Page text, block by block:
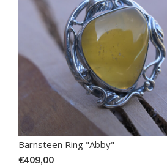
Barnsteen Ring "Abby"
€409,00